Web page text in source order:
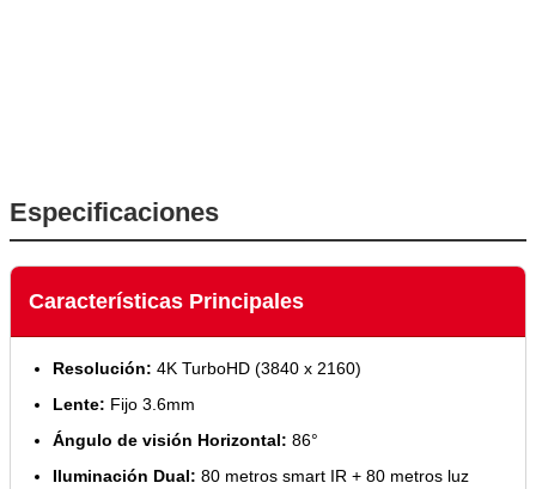
Especificaciones
Características Principales
Resolución: 4K TurboHD (3840 x 2160)
Lente: Fijo 3.6mm
Ángulo de visión Horizontal: 86°
Iluminación Dual: 80 metros smart IR + 80 metros luz